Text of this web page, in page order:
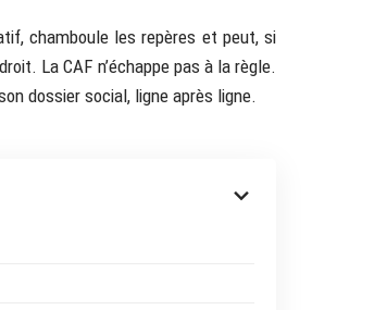
chamboule les repères et peut, si
La CAF n’échappe pas à la règle.
dossier social, ligne après ligne.